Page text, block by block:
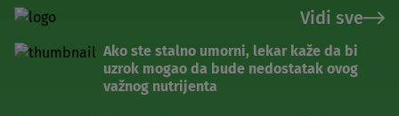
Vidi sve
Ako ste stalno umorni, lekar kaže da bi
uzrok mogao da bude nedostatak ovog
važnog nutrijenta